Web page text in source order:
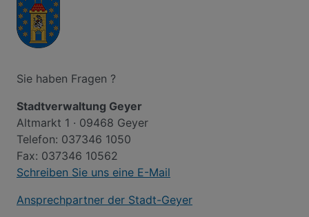
Sie haben Fragen ?
Stadtverwaltung Geyer
Altmarkt 1 · 09468 Geyer
Telefon: 037346 1050
Fax: 037346 10562
Schreiben Sie uns eine E-Mail
Ansprechpartner der Stadt-Geyer